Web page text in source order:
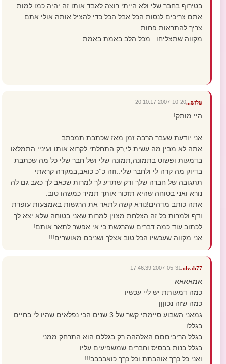
בטירוף בחבר שלי ולא הייתי רוצה לאבד אותו זה יהיה כמו למות
אתם צריכים לנסות הכל אבל הכל כדי להציל אותה אולי אתם
צריך להתראות פחות
מקווה שתצליחו.. מכל הלב באמת באמת
טלוש...2007-10-20 20:10:17
היי מותק!
אני יודעת שעבר הרבה זמן מאז שכתבת תמכתב..
אתה לא מבין מה עשית לי,רק התחלתי לקרוא אותו ועיניי התמלאו
בדמעות ופשוט בתמונה,תמונה שלי ושל חבר שלי כל מה שכתבת
בדיוק מה קרה לי ולחבר שלי..וזה כ''כ כואב,במקרה קראתי
תתגובה של חברה שלך ורק שתדע לך למרות שכאב לך כאב גם לה
נורא ואני בטוחה שהיא תזכור אותך תמיד כמשהו טוב.
אתה כותב מדהים!נורא קשה לתאר את הרגשות באמצעות עופרת
ודף ולמרות כל זה הצלחת מצוין למרות שאני בטוחה שלא יצא לך
לכתוב עוד כמה דברים שהרגשת כי אי אפשר לתאר אותם!
אני מקווה שעכשיו הכל טוב אצלך ושניכם מאושרים!!!
advab77
2007-05-31 17:46:39
אמאאאא
כמה דמעותת יש ליי עכשיו
כמה שזה נכוןןן
גמאני השבוע סיימתי קשר של 3 שנים הכי נפלאים שהיו לי בחיים
בגללו..
בגלל הריביםםם האלההה רק בגללם הוא התרחק ממני
בגלל בנות בבסיס וחברים שמשפיעים עליו...
ואני כל כךך אוהבתת וכל כךך כואבבבב!!!